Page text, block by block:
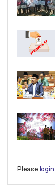
Please login